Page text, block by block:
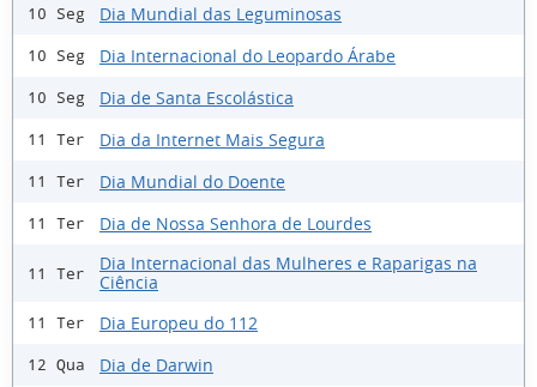
10 Seg Dia Mundial das Leguminosas
10 Seg Dia Internacional do Leopardo Árabe
10 Seg Dia de Santa Escolástica
11 Ter Dia da Internet Mais Segura
11 Ter Dia Mundial do Doente
11 Ter Dia de Nossa Senhora de Lourdes
11 Ter
Dia Internacional das Mulheres e Raparigas na
Ciência
11 Ter Dia Europeu do 112
12 Qua Dia de Darwin